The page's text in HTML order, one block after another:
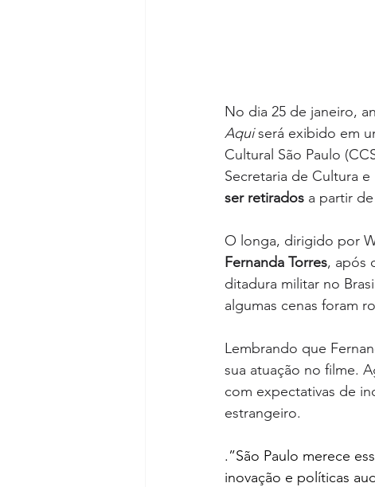
No dia 25 de janeiro,
Aqui será exibido em
Cultural São Paulo
Secretaria de Cultura
ser retirados a partir
O longa, dirigido por
Fernanda Torres, após
ditadura militar no
algumas cenas foram
Lembrando que
sua atuação no filme.
com expectativas de
estrangeiro.
.”São Paulo merece
inovação e políticas